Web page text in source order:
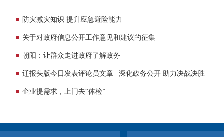
防灾减灾知识 提升应急避险能力
关于对政府信息公开工作意见和建议的征集
朝阳：让群众走进政府了解政务
辽报头版今日发表评论员文章 | 深化政务公开 助力决战决胜
企业提需求，上门去“体检”